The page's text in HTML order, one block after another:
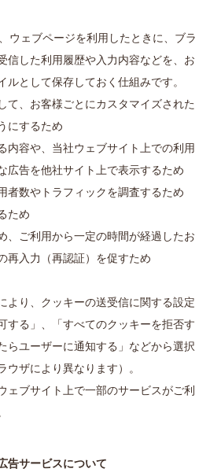
ウェブページを利用したときに、ブラ
信した利用履歴や入力内容などを、お
として保存しておく仕組みです。
て、お客様ごとにカスタマイズされた
にするため
内容や、当社ウェブサイト上での利用
広告を他社サイト上で表示するため
者数やトラフィックを調査するため
ため
、ご利用から一定の時間が経過したお
再入力（再認証）を促すため
より、クッキーの送受信に関する設定
する」、「すべてのクッキーを拒否す
らユーザーに通知する」などから選択
ウザにより異なります）。
ェブサイト上で一部のサービスがご利
告サービスについて